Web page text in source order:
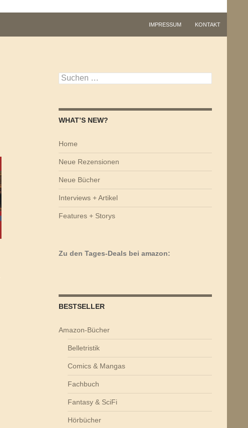
IMPRESSUM KONTAKT
Suchen
nach:
WHAT’S NEW?
Home
Neue Rezensionen
Neue Bücher
Interviews + Artikel
Features + Storys
Zu den Tages-Deals bei amazon:
BESTSELLER
Amazon-Bücher
Belletristik
Comics & Mangas
Fachbuch
Fantasy & SciFi
Hörbücher